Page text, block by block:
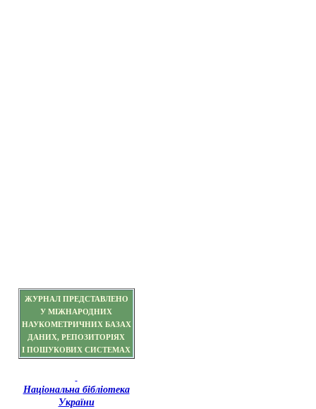
ЖУРНАЛ ПРЕДСТАВЛЕНО
У МІЖНАРОДНИХ
НАУКОМЕТРИЧНИХ БАЗАХ
ДАНИХ, РЕПОЗИТОРІЯХ
І ПОШУКОВИХ СИСТЕМАХ
Національна бібліотека
України